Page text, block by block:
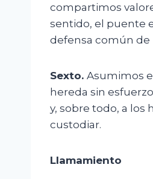
compartimos
sentido, el puente
defensa común de
Sexto. Asumimos
hereda sin
y, sobre todo, a los
custodiar.
Llamamiento